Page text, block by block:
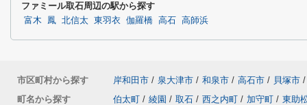
ファミール取石周辺の駅から探す
富木 鳳 北信太 東羽衣 伽羅橋 高石 高師浜
市区町村から探す 岸和田市 / 泉大津市 / 和泉市 / 高石市 / 貝塚市 /
町名から探す
伯太町 / 綾園 / 取石 / 西之内町 / 加守町 / 東助